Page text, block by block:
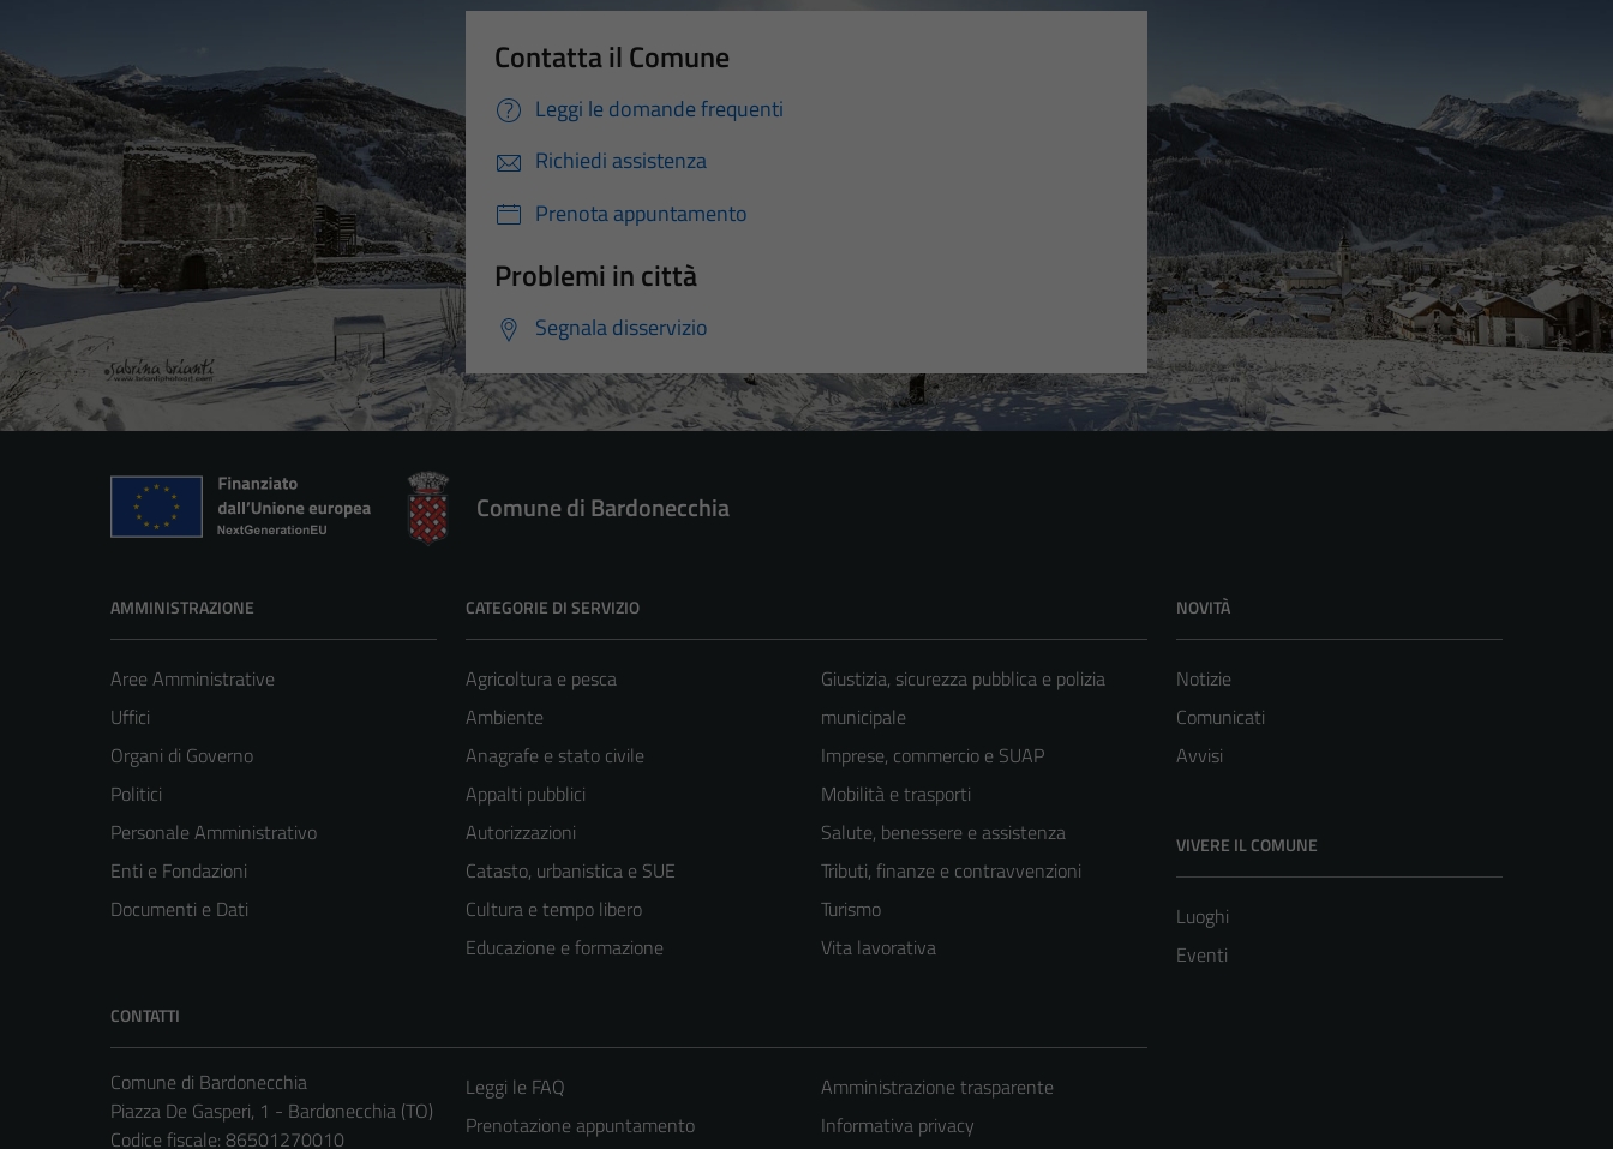
Contatta il Comune
Leggi le domande frequenti
Richiedi assistenza
Prenota appuntamento
Problemi in città
Segnala disservizio
Comune di Bardonecchia
AMMINISTRAZIONE
Aree Amministrative
Uffici
Organi di Governo
Politici
Personale Amministrativo
Enti e Fondazioni
Documenti e Dati
CATEGORIE DI SERVIZIO
Agricoltura e pesca
Ambiente
Anagrafe e stato civile
Appalti pubblici
Autorizzazioni
Catasto, urbanistica e SUE
Cultura e tempo libero
Educazione e formazione
Giustizia, sicurezza pubblica e polizia
municipale
Imprese, commercio e SUAP
Mobilità e trasporti
Salute, benessere e assistenza
Tributi, finanze e contravvenzioni
Turismo
Vita lavorativa
NOVITÀ
Notizie
Comunicati
Avvisi
VIVERE IL COMUNE
Luoghi
Eventi
CONTATTI
Comune di Bardonecchia
Piazza De Gasperi, 1 - Bardonecchia (TO)
Codice fiscale: 86501270010
Leggi le FAQ
Prenotazione appuntamento
Amministrazione trasparente
Informativa privacy